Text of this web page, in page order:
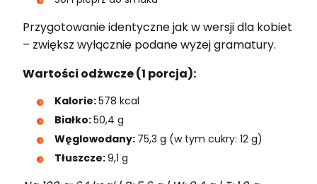
Przygotowanie identyczne jak w wersji dla kobiet
– zwiększ wyłącznie podane wyżej gramatury.
Wartości odżwcze (1 porcja):
Kalorie:578 kcal
Białko:50,4 g
Węglowodany: 75,3 g (w tym cukry: 12 g)
Tłuszcze:9,1 g